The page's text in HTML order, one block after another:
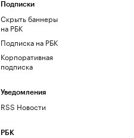
Подписки
Скрыть баннеры
на РБК
Подписка на РБК
Корпоративная
подписка
Уведомления
RSS Новости
РБК